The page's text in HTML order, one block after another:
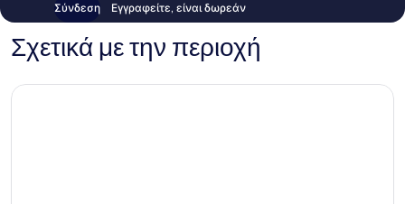
Σύνδεση Εγγραφείτε, είναι δωρεάν
Σχετικά με την περιοχή